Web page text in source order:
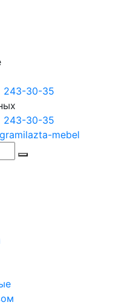
243-30-35
243-30-35
ilazta-mebel